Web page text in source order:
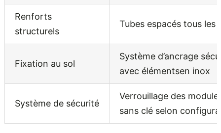
Renforts
structurels
Tubes espacés tous les
Fixation au sol
Système d’ancrage
avec élémentsen inox
Système de sécurité
Verrouillage des
sans clé selon